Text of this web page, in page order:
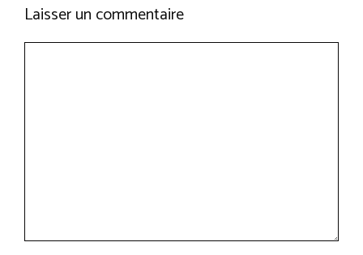
Laisser un commentaire